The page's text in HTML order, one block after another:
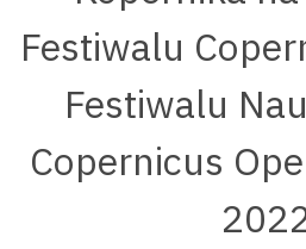
Festiwalu
Festiwalu
Copernicus